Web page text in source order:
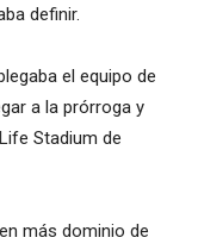
definir.
el equipo de
a la prórroga y
Stadium de
más dominio de